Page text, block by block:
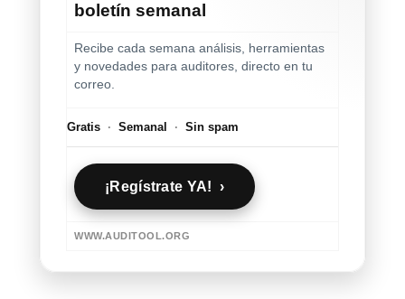
boletín semanal
Recibe cada semana análisis, herramientas
y novedades para auditores, directo en tu
correo.
Gratis · Semanal · Sin spam
¡Regístrate YA! ›
WWW.AUDITOOL.ORG